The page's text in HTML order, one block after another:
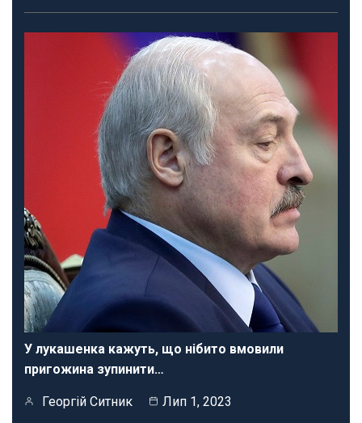
У лукашенка кажуть, що нібито вмовили
пригожина зупинити…
Георгій Ситник Лип 1, 2023